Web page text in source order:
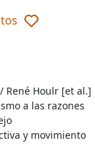
René Houlr [et al.]
a las razones
y movimiento